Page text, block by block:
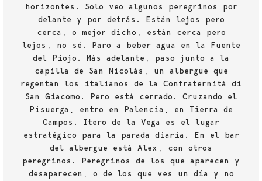
horizontes. Solo veo algunos peregrinos por
delante y por detrás. Están lejos pero
cerca, o mejor dicho, están cerca pero
lejos, no sé. Paro a beber agua en la Fuente
del Piojo. Más adelante, paso junto a la
capilla de San Nicolás, un albergue que
regentan los italianos de la Confraternitá di
San Giacomo. Pero está cerrado. Cruzando el
Pisuerga, entro en Palencia, en Tierra de
Campos. Itero de la Vega es el lugar
estratégico para la parada diaria. En el bar
del albergue está Alex, con otros
peregrinos. Peregrinos de los que aparecen y
desaparecen, o de los que ves un día y no